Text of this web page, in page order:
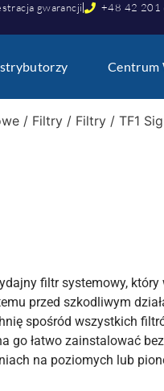
gwarancji +48 42 201
Centrum
/ Filtry / Filtry / TF1
filtr systemowy, który
przed szkodliwym
spośród wszystkich
go łatwo zainstalować
na poziomych lub